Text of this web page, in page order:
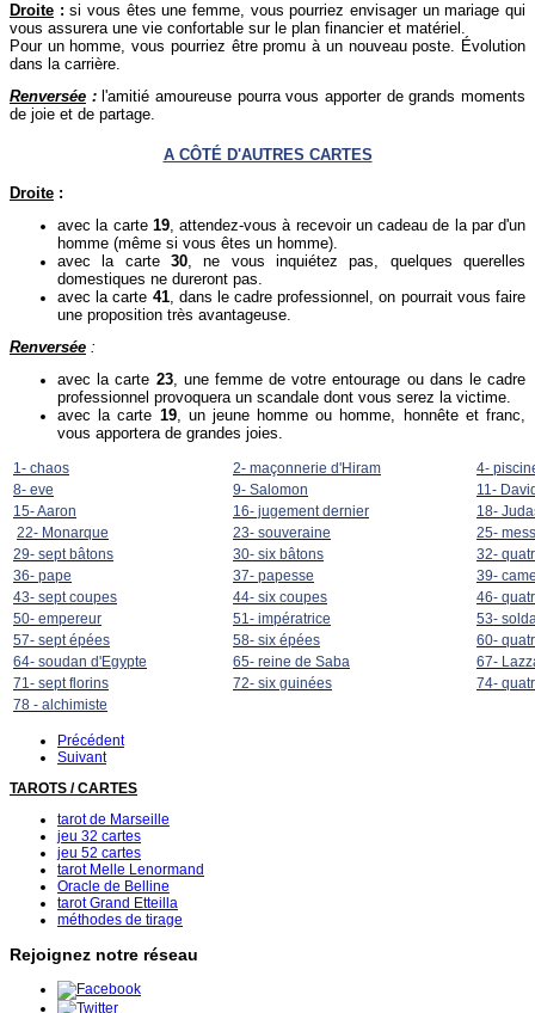
Droite :si vous êtes une femme, vous pourriez envisager un mariage qui
vous assurera une vie confortable sur le plan financier et matériel.
Pour un homme, vous pourriez être promu à un nouveau poste. Évolution
dans la carrière.
Renversée : l'amitié amoureuse pourra vous apporter de grands moments
de joie et de partage.
A CÔTÉ D'AUTRES CARTES
Droite :
avec la carte 19, attendez-vous à recevoir un cadeau de la par d'un
homme (même si vous êtes un homme).
avec la carte 30 , ne vous inquiétez pas, quelques querelles
domestiques ne dureront pas.
avec la carte 41, dans le cadre professionnel, on pourrait vous faire
une proposition très avantageuse.
Renversée :
avec la carte 23, une femme de votre entourage ou dans le cadre
professionnel provoquera un scandale dont vous serez la victime.
avec la carte 19, un jeune homme ou homme, honnête et franc,
vous apportera de grandes joies.
1- chaos 2- maçonnerie d'Hiram
4-
8- eve
9- Salomon
11-
15- Aaron
16- jugement dernier
18-
22- Monarque
23- souveraine
25-
29- sept bâtons
30- six bâtons
32-
36- pape
37- papesse
39-
43- sept coupes
44- six coupes
46-
50- empereur
51- impératrice
53-
57- sept épées
58- six épées
60-
64- soudan d'Egypte
65- reine de Saba
67-
71- sept florins
72- six guinées
74-
78 - alchimiste
Précédent
Suivant
TAROTS / CARTES
tarot de Marseille
jeu 32 cartes
jeu 52 cartes
tarot Melle Lenormand
Oracle de Belline
tarot Grand Etteilla
méthodes de tirage
Rejoignez notre réseau